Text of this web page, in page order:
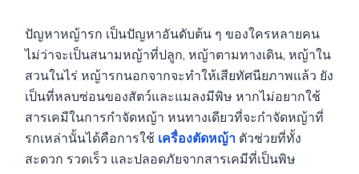
ปัญหาหญ้ารก เป็นปัญหาอันดับต้น ๆ ของใครหลายคน
ไม่ว่าจะเป็นสนามหญ้าที่ปลูก, หญ้าตามทางเดิน, หญ้าใน
สวนในไร่ หญ้ารกนอกจากจะทำให้เสียทัศนียภาพแล้ว ยัง
เป็นที่หลบซ่อนของสัตว์และแมลงมีพิษ หากไม่อยากใช้
สารเคมีในการกำจัดหญ้า หนทางเดียวที่จะกำจัดหญ้าที่
รกเหล่านั้นได้คือการใช้ เครื่องตัดหญ้า ตัวช่วยที่ทั้ง
สะดวก รวดเร็ว และปลอดภัยจากสารเคมีที่เป็นพิษ